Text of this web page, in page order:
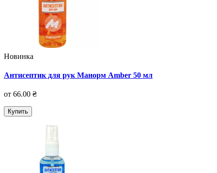
Новинка
Антисептик для рук Манорм Amber 50 мл
от 66.00 ₴
Купить